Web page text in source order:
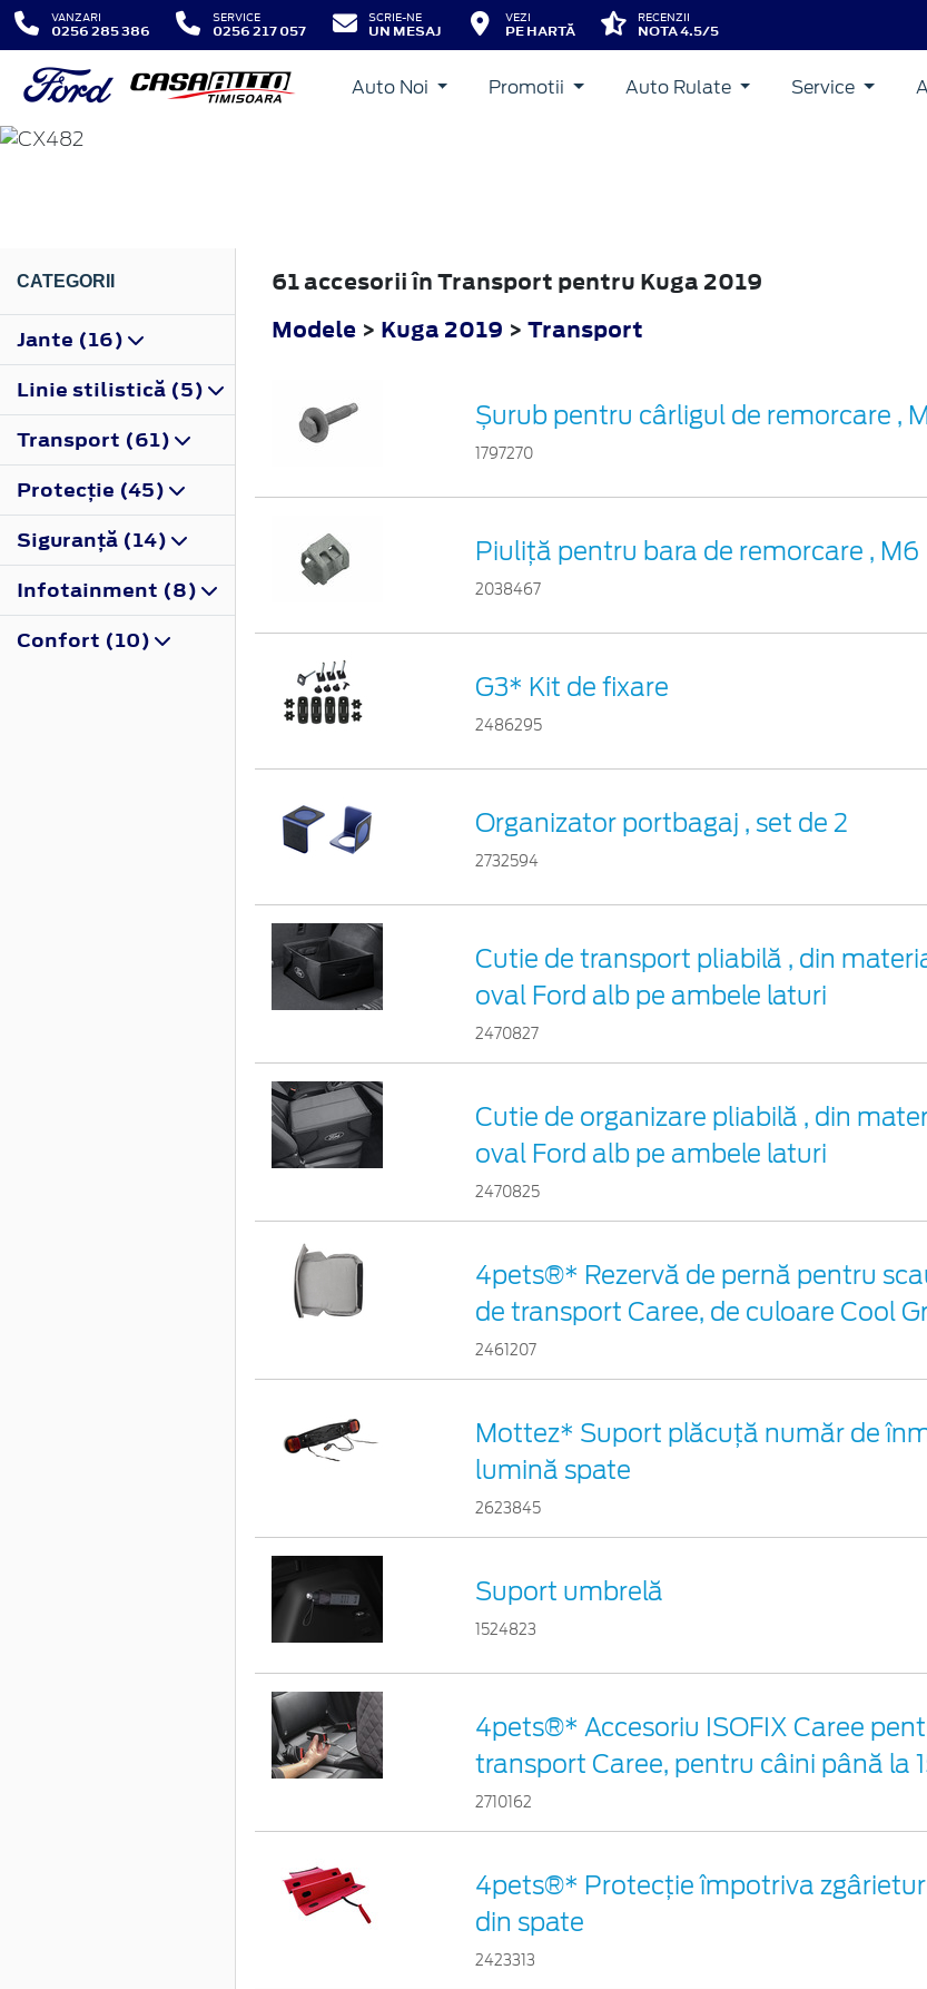
VANZARI
0256 285 386
SERVICE
0256 217 057
SCRIE-NE
UN MESAJ
VEZI
PE HARTĂ
RECENZII
NOTA 4.5/5
Auto Noi Promotii Auto Rulate Service
KUGA
CATEGORII
Jante (16)
Linie stilistică (5)
Transport (61)
Protecţie (45)
Siguranţă (14)
Infotainment (8)
Confort (10)
61 accesorii în Transport pentru Kuga 2019
Modele > Kuga 2019 > Transport
Șurub pentru cârligul de remorcare ,
1797270
Piuliță pentru bara de remorcare , M6
2038467
G3* Kit de fixare
2486295
Organizator portbagaj , set de 2
2732594
Cutie de transport pliabilă , din
oval Ford alb pe ambele laturi
2470827
Cutie de organizare pliabilă , din
oval Ford alb pe ambele laturi
2470825
4pets®* Rezervă de pernă pentru
de transport Caree, de culoare Cool
2461207
Mottez* Suport plăcuță număr de
lumină spate
2623845
Suport umbrelă
1524823
4pets®* Accesoriu ISOFIX Caree
transport Caree, pentru câini până la
2710162
4pets®* Protecție împotriva
din spate
2423313